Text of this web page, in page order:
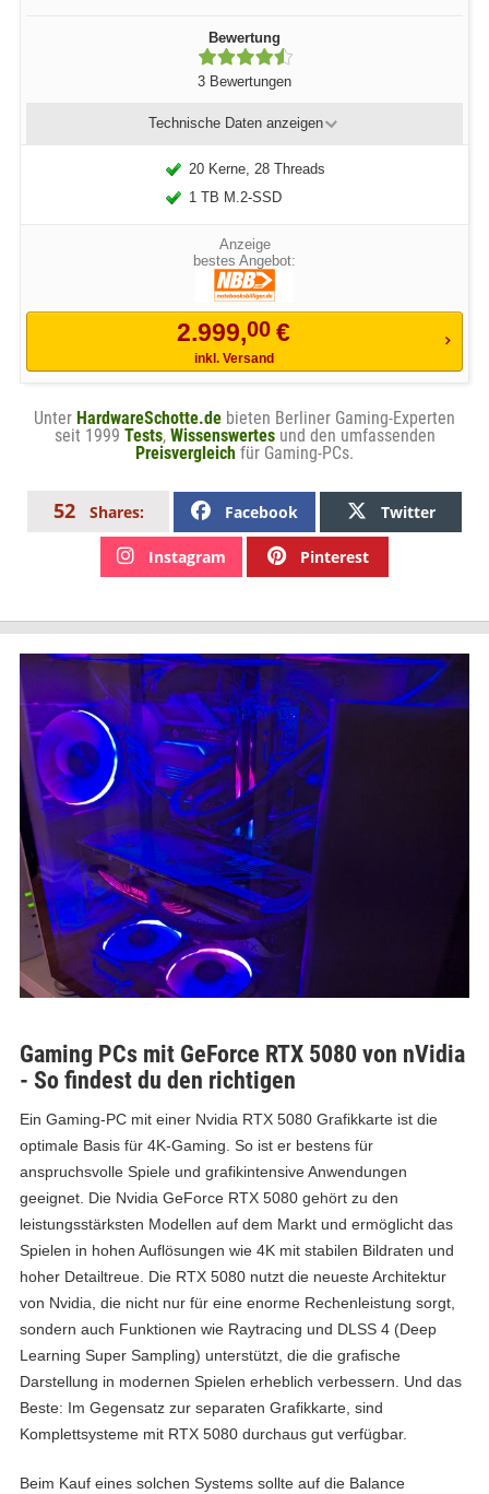
Bewertung
3 Bewertungen
Technische Daten anzeigen
20 Kerne, 28 Threads
1 TB M.2-SSD
bestes Angebot:
2.999,00 €
inkl. Versand
Unter HardwareSchotte.de bieten Berliner Gaming-Experten
seit 1999 Tests, Wissenswertesund den umfassenden
Preisvergleich für Gaming-PCs.
52 Shares: Facebook Twitter
Instagram Pinterest
Gaming PCs mit GeForce RTX 5080 von nVidia
- So findest du den richtigen
Ein Gaming-PC mit einer Nvidia RTX 5080 Grafikkarte ist die
optimale Basis für 4K-Gaming. So ist er bestens für
anspruchsvolle Spiele und grafikintensive Anwendungen
geeignet. Die Nvidia GeForce RTX 5080 gehört zu den
leistungsstärksten Modellen auf dem Markt und ermöglicht das
Spielen in hohen Auflösungen wie 4K mit stabilen Bildraten und
hoher Detailtreue. Die RTX 5080 nutzt die neueste Architektur
von Nvidia, die nicht nur für eine enorme Rechenleistung sorgt,
sondern auch Funktionen wie Raytracing und DLSS 4 (Deep
Learning Super Sampling) unterstützt, die die grafische
Darstellung in modernen Spielen erheblich verbessern. Und das
Beste: Im Gegensatz zur separaten Grafikkarte, sind
Komplettsysteme mit RTX 5080 durchaus gut verfügbar.
Beim Kauf eines solchen Systems sollte auf die Balance